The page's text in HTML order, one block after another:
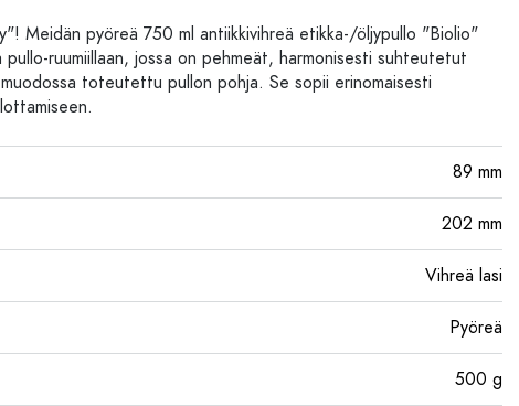
Meidän pyöreä 750 ml antiikkivihreä etikka-/öljypullo "Biolio"
ruumiillaan, jossa on pehmeät, harmonisesti suhteutetut
toteutettu pullon pohja. Se sopii erinomaisesti
89 mm
202 mm
Vihreä lasi
Pyöreä
500 g